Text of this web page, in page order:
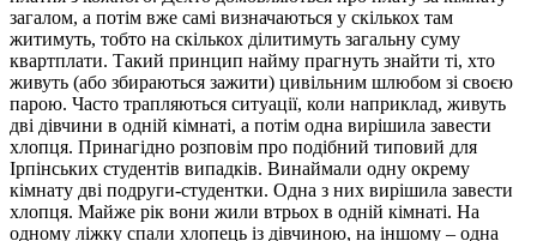
загалом, а потім вже самі визначаються у скількох там
житимуть, тобто на скількох ділитимуть загальну суму
квартплати. Такий принцип найму прагнуть знайти ті, хто
живуть (або збираються зажити) цивільним шлюбом зі своєю
парою. Часто трапляються ситуації, коли наприклад, живуть
дві дівчини в одній кімнаті, а потім одна вирішила завести
хлопця. Принагідно розповім про подібний типовий для
Ірпінських студентів випадків. Винаймали одну окрему
кімнату дві подруги-студентки. Одна з них вирішила завести
хлопця. Майже рік вони жили втрьох в одній кімнаті. На
одному ліжку спали хлопець із дівчиною, на іншому – одна